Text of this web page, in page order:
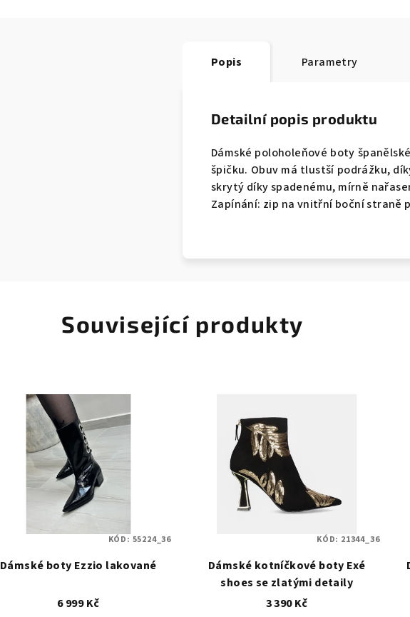
Popis Parametry
Detailní popis produktu
Dámské poloholeňové boty
špičku. Obuv má tlustší podrážku,
skrytý díky spadenému, mírně
Zapínání: zip na vnitřní boční straně
Související produkty
Dámské boty Ezzio lakované
6 999 Kč
KÓD: 55224_36
Dámské kotníčkové boty Exé
shoes se zlatými detaily
3 390 Kč
KÓD: 21344_36